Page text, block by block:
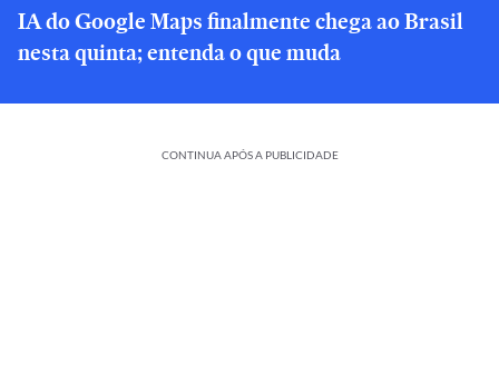
IA do Google Maps finalmente chega ao Brasil
nesta quinta; entenda o que muda
CONTINUA APÓS A PUBLICIDADE